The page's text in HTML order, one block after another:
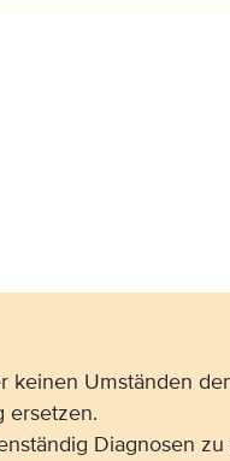
Umständen
ersetzen.
Diagnosen